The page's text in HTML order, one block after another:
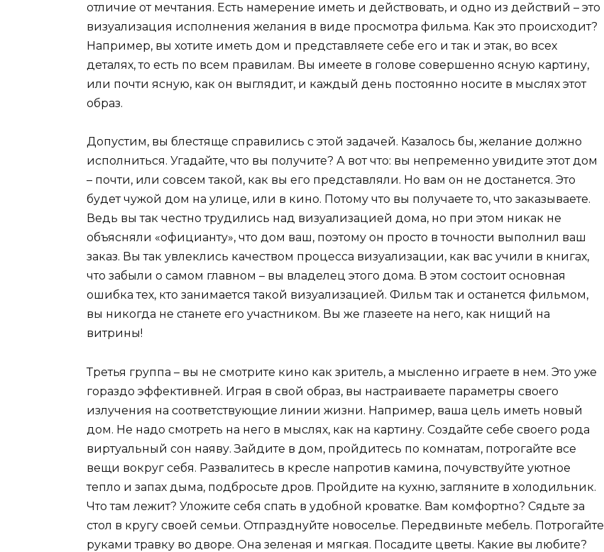
отличие от мечтания. Есть намерение иметь и действовать, и одно из действий – это
визуализация исполнения желания в виде просмотра фильма. Как это происходит?
Например, вы хотите иметь дом и представляете себе его и так и этак, во всех
деталях, то есть по всем правилам. Вы имеете в голове совершенно ясную картину,
или почти ясную, как он выглядит, и каждый день постоянно носите в мыслях этот
образ.
Допустим, вы блестяще справились с этой задачей. Казалось бы, желание должно
исполниться. Угадайте, что вы получите? А вот что: вы непременно увидите этот дом
– почти, или совсем такой, как вы его представляли. Но вам он не достанется. Это
будет чужой дом на улице, или в кино. Потому что вы получаете то, что заказываете.
Ведь вы так честно трудились над визуализацией дома, но при этом никак не
объясняли «официанту», что дом ваш, поэтому он просто в точности выполнил ваш
заказ. Вы так увлеклись качеством процесса визуализации, как вас учили в книгах,
что забыли о самом главном – вы владелец этого дома. В этом состоит основная
ошибка тех, кто занимается такой визуализацией. Фильм так и останется фильмом,
вы никогда не станете его участником. Вы же глазеете на него, как нищий на
витрины!
Третья группа – вы не смотрите кино как зритель, а мысленно играете в нем. Это уже
гораздо эффективней. Играя в свой образ, вы настраиваете параметры своего
излучения на соответствующие линии жизни. Например, ваша цель иметь новый
дом. Не надо смотреть на него в мыслях, как на картину. Создайте себе своего рода
виртуальный сон наяву. Зайдите в дом, пройдитесь по комнатам, потрогайте все
вещи вокруг себя. Развалитесь в кресле напротив камина, почувствуйте уютное
тепло и запах дыма, подбросьте дров. Пройдите на кухню, загляните в холодильник.
Что там лежит? Уложите себя спать в удобной кроватке. Вам комфортно? Сядьте за
стол в кругу своей семьи. Отпразднуйте новоселье. Передвиньте мебель. Потрогайте
руками травку во дворе. Она зеленая и мягкая. Посадите цветы. Какие вы любите?